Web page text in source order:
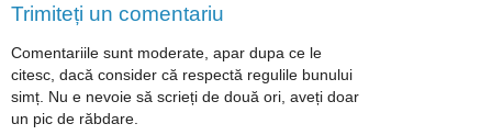
Trimiteți un comentariu
Comentariile sunt moderate, apar dupa ce le
citesc, dacă consider că respectă regulile bunului
simț. Nu e nevoie să scrieți de două ori, aveți doar
un pic de răbdare.